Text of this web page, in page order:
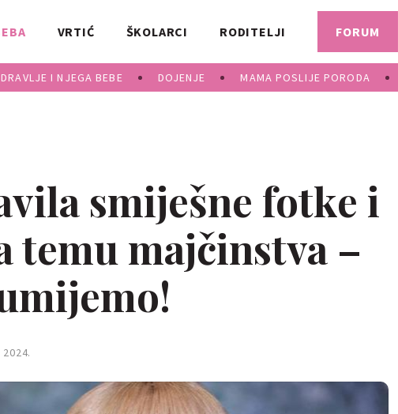
I NJEGA BEBE DOJENJE MAMA POSLIJE PORODA
VRTIĆ ŠKOLARCI RODITELJI FORUM
smiješne fotke i
temu majčinstva –
2024.